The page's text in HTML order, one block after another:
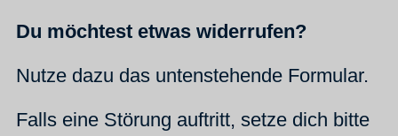
Du möchtest etwas widerrufen?
Nutze dazu das untenstehende Formular.
Falls eine Störung auftritt, setze dich bitte